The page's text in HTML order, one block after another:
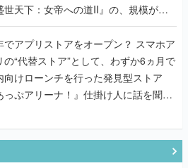
世天下：女帝への道II』の、規模が違
だわりをプロデューサーに聞いた
アプリストアをオープン？ スマホア
の“代替ストア”として、わずか6ヵ月で
向けローンチを行った発見型ストア
っぷアリーナ！』仕掛け人に話を聞い